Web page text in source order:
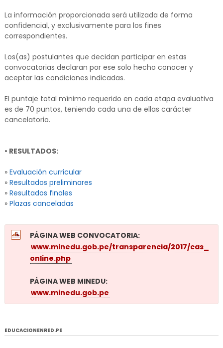
La información proporcionada será utilizada de forma
confidencial, y exclusivamente para los fines
correspondientes.
Los(as) postulantes que decidan participar en estas
convocatorias declaran por ese solo hecho conocer y
aceptar las condiciones indicadas.
El puntaje total mínimo requerido en cada etapa evaluativa
es de 70 puntos, teniendo cada una de ellas carácter
cancelatorio.
• RESULTADOS:
» Evaluación curricular
» Resultados preliminares
» Resultados finales
» Plazas canceladas
PÁGINA WEB CONVOCATORIA:
www.minedu.gob.pe/transparencia/2017/cas_
online.php
PÁGINA WEB MINEDU:
www.minedu.gob.pe
EDUCACIONENRED.PE